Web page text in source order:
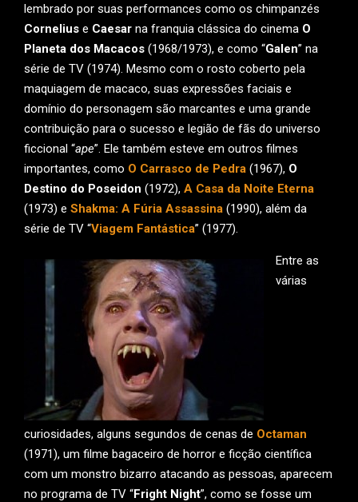
lembrado por suas performances como os chimpanzés
Cornelius e Caesar na franquia clássica do cinema O
Planeta dos Macacos (1968/1973), e como “Galen” na
série de TV (1974). Mesmo com o rosto coberto pela
maquiagem de macaco, suas expressões faciais e
domínio do personagem são marcantes e uma grande
contribuição para o sucesso e legião de fãs do universo
ficcional “ape”. Ele também esteve em outros filmes
importantes, como O Carrasco de Pedra (1967), O
Destino do Poseidon (1972), A Casa da Noite Eterna
(1973) e Shakma: A Fúria Assassina (1990), além da
série de TV “Viagem Fantástica” (1977).
Entre as
várias
curiosidades, alguns segundos de cenas de Octaman
(1971), um filme bagaceiro de horror e ficção científica
com um monstro bizarro atacando as pessoas, aparecem
no programa de TV “Fright Night”, como se fosse um